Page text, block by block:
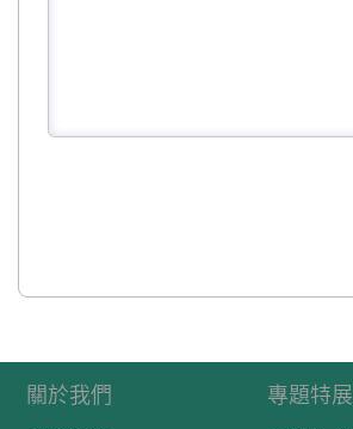
關於我們
專題特展